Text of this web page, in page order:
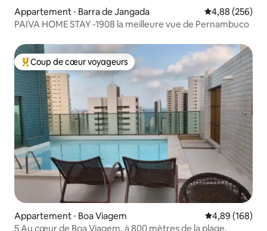
Appartement ⋅ Barra de Jangada Évaluation
4,88 (256)
PAIVA HOME STAY -1908 la meilleure vue de Pernambuco
Coups de cœur voyageurs les plus appréciés
Coup de cœur voyageurs
Appartement ⋅ Boa Viagem Évaluation
4,89 (168)
5 Au cœur de Boa Viagem, à 800 mètres de la plage.